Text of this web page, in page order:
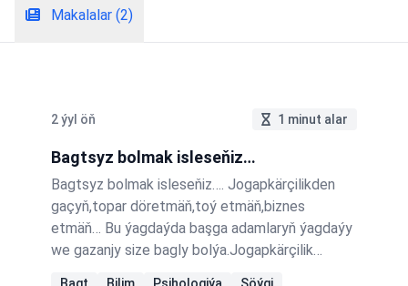
Makalalar (2)
2 ýyl öň 1 minut alar
Bagtsyz bolmak isleseňiz…
Bagtsyz bolmak isleseňiz…. Jogapkärçilikden
gaçyň,topar döretmäň,toý etmäň,biznes
etmäň… Bu ýagdaýda başga adamlaryň ýagdaýy
we gazanjy size bagly bolýa.Jogapkärçilik